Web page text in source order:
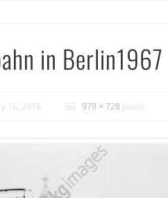
in Berlin1967
15, 2015 979 × 728 pixels